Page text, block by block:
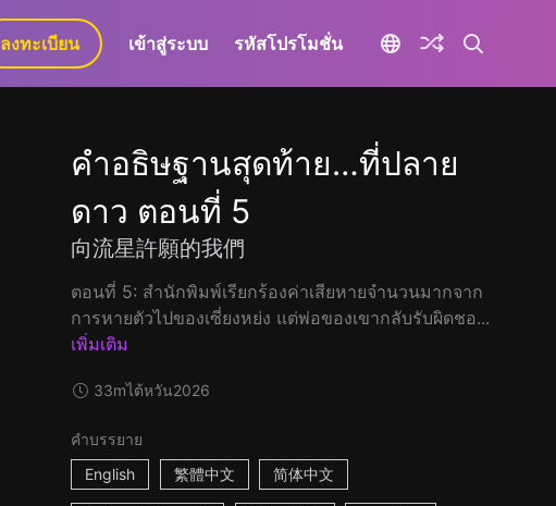
GaLa+
ลงทะเบียน เข้าสู่ระบบ รหัสโปรโมชั่น
คำอธิษฐานสุดท้าย…ที่ปลาย
ดาว ตอนที่ 5
向流星許願的我們
ตอนที่ 5: สำนักพิมพ์เรียกร้องค่าเสียหายจำนวนมากจาก
การหายตัวไปของเซี่ยงหย่ง แต่พ่อของเขากลับรับผิดชอ...
เพิ่มเติม
33mไต้หวัน2026
คำบรรยาย
English
繁體中文 简体中文